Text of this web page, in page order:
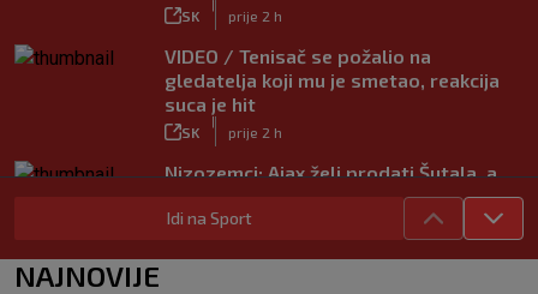
SK prije 2 h
VIDEO / Tenisač se požalio na
gledatelja koji mu je smetao, reakcija
suca je hit
SK prije 2 h
Nizozemci: Ajax želi prodati Šutala, a
SK
|
7. kol.
Bennacer raskinuo s Milanom i sada je
Idi na Sport
NAJNOVIJE